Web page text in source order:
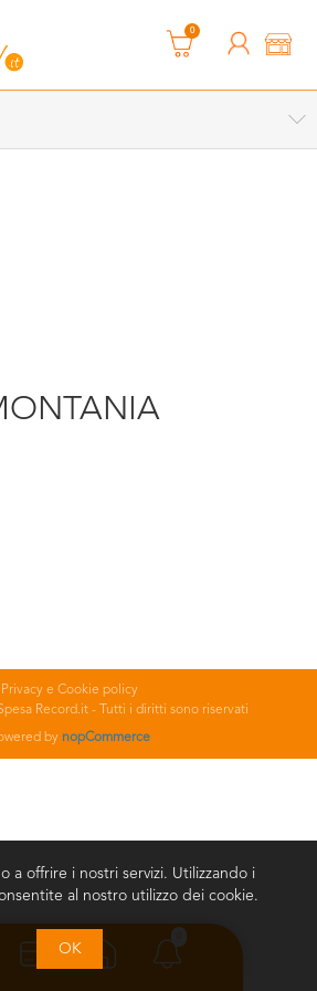
0
Privacy e Cookie policy
Record.it - Tutti i diritti sono riservati
by nopCommerce
a offrire i nostri servizi. Utilizzando i
al nostro utilizzo dei cookie.
OK